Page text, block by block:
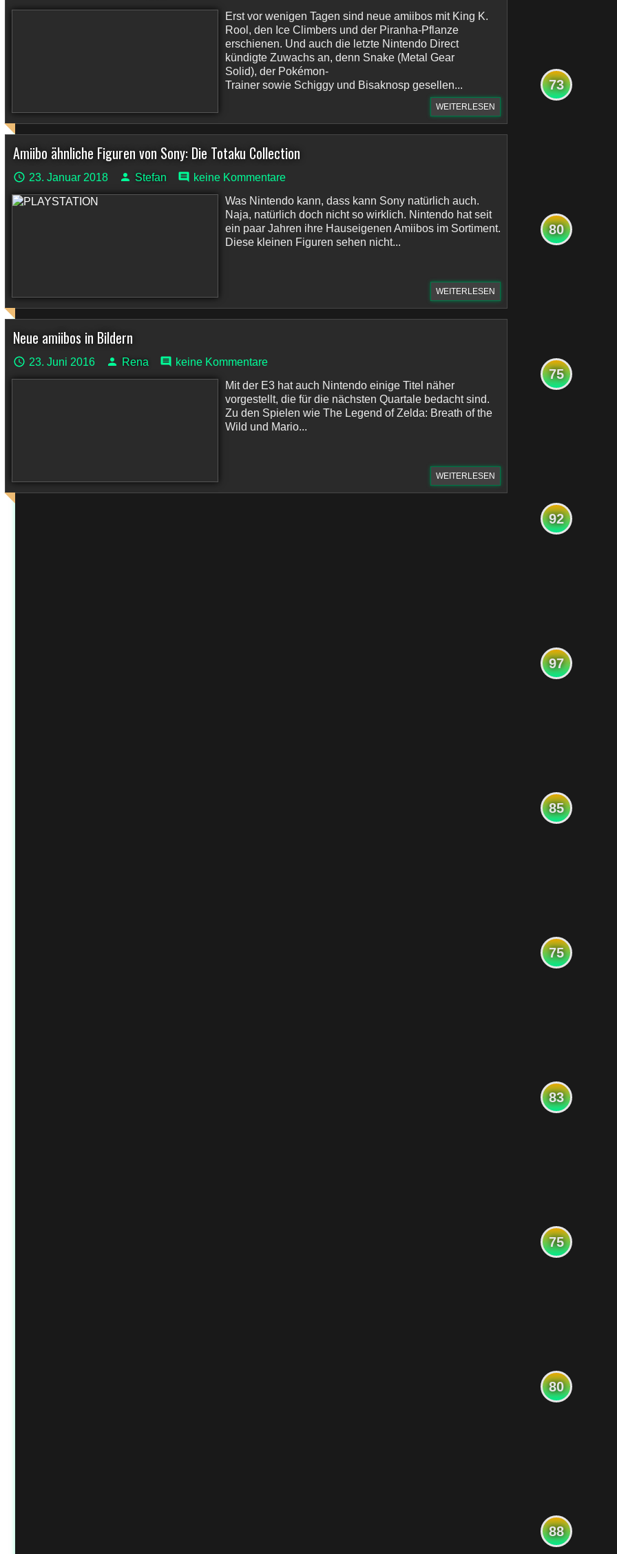
Erst vor wenigen Tagen sind neue amiibos mit King K.
Rool, den Ice Climbers und der Piranha-Pflanze
erschienen. Und auch die letzte Nintendo Direct
kündigte Zuwachs an, denn Snake (Metal Gear
Solid), der Pokémon-
Trainer sowie Schiggy und Bisaknosp gesellen...
WEITERLESEN
Amiibo ähnliche Figuren von Sony: Die Totaku Collection
23. Januar 2018 Stefan
keine Kommentare
Was Nintendo kann, dass kann Sony natürlich auch.
Naja, natürlich doch nicht so wirklich. Nintendo hat seit
ein paar Jahren ihre Hauseigenen Amiibos im Sortiment.
Diese kleinen Figuren sehen nicht...
WEITERLESEN
Neue amiibos in Bildern
23. Juni 2016 Rena
keine Kommentare
Mit der E3 hat auch Nintendo einige Titel näher
vorgestellt, die für die nächsten Quartale bedacht sind.
Zu den Spielen wie The Legend of Zelda: Breath of the
Wild und Mario...
WEITERLESEN
73
80
75
92
97
85
75
83
75
80
88